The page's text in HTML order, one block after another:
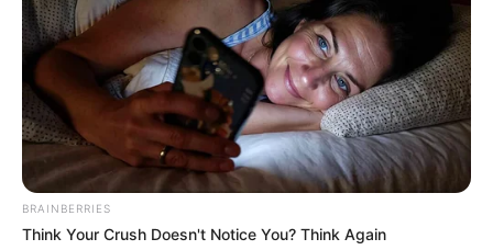
BRAINBERRIES
Think Your Crush Doesn't Notice You? Think Again